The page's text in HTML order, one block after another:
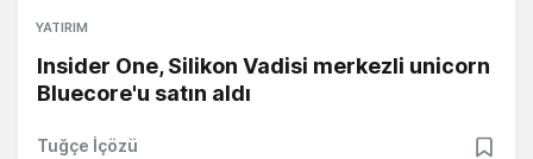
YATIRIM
Insider One, Silikon Vadisi merkezli unicorn
Bluecore'u satın aldı
Tuğçe İçözü